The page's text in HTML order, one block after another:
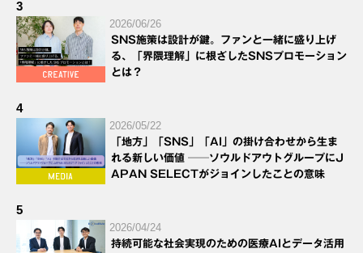
3
2026/06/26
SNS施策は設計が鍵。ファンと一緒に盛り上げ
る、「界隈理解」に根ざしたSNSプロモーション
とは？
4
2026/05/22
「地方」「SNS」「AI」の掛け合わせから生ま
れる新しい価値 ──ソウルドアウトグループにJ
APAN SELECTがジョインしたことの意味
5
2026/04/24
持続可能な社会実現のための医療AIとデータ活用